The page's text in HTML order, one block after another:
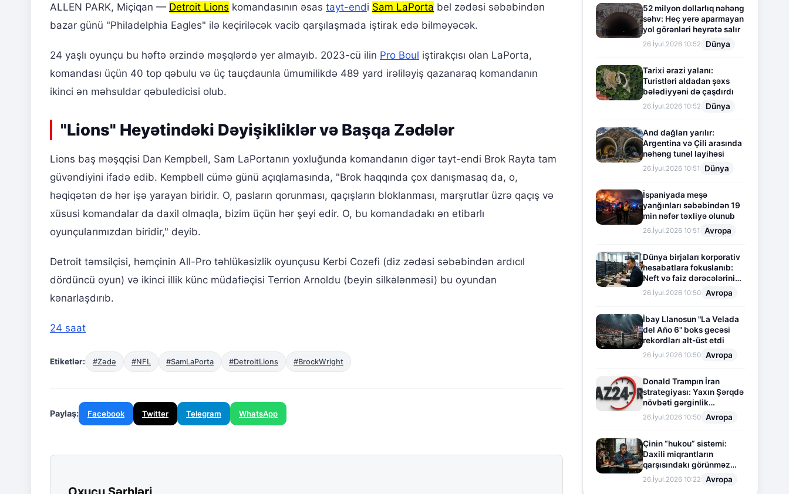
ALLEN PARK, Miçiqan — Detroit Lions komandasının əsas tayt-endi Sam LaPorta bel zədəsi səbəbindən
bazar günü "Philadelphia Eagles" ilə keçiriləcək vacib qarşılaşmada iştirak edə bilməyəcək.
24 yaşlı oyunçu bu həftə ərzində məşqlərdə yer almayıb. 2023-cü ilin Pro Boul iştirakçısı olan LaPorta,
komandası üçün 40 top qəbulu və üç tauçdaunla ümumilikdə 489 yard irəliləyiş qazanaraq komandanın
ikinci ən məhsuldar qəbuledicisi olub.
"Lions" Heyətindəki Dəyişikliklər və Başqa Zədələr
Lions baş məşqçisi Dan Kempbell, Sam LaPortanın yoxluğunda komandanın digər tayt-endi Brok Rayta tam
güvəndiyini ifadə edib. Kempbell cümə günü açıqlamasında, "Brok haqqında çox danışmasaq da, o,
həqiqətən də hər işə yarayan biridir. O, pasların qorunması, qaçışların bloklanması, marşrutlar üzrə qaçış və
xüsusi komandalar da daxil olmaqla, bizim üçün hər şeyi edir. O, bu komandadakı ən etibarlı
oyunçularımızdan biridir," deyib.
Detroit təmsilçisi, həmçinin All-Pro təhlükəsizlik oyunçusu Kerbi Cozefi (diz zədəsi səbəbindən ardıcıl
dördüncü oyun) və ikinci illik künc müdafiəçisi Terrion Arnoldu (beyin silkələnməsi) bu oyundan
kənarlaşdırıb.
24 saat
Etiketlər: #Zədə #NFL #SamLaPorta #DetroitLions #BrockWright
Paylaş: Facebook Twitter Telegram WhatsApp
52 milyon dollarlıq nəhəng
səhv: Heç yerə aparmayan
yol görənləri heyrətə salır
26.İyul.2026 10:52 Dünya
Tarixi ərazi yalanı:
Turistləri aldadan şəxs
bələdiyyəni də çaşdırdı
26.İyul.2026 10:52 Dünya
And dağları yarılır:
Argentina və Çili arasında
nəhəng tunel layihəsi
26.İyul.2026 10:51 Dünya
İspaniyada meşə
yanğınları səbəbindən 19
min nəfər təxliyə olunub
26.İyul.2026 10:51 Avropa
Dünya birjaları korporativ
hesabatlara fokuslanıb:
Neft və faiz dərəcələrinin
təsiri altında cari vəziyyət
26.İyul.2026 10:50 Avropa
İbay Llanosun "La Velada
del Año 6" boks gecəsi
rekordları alt-üst etdi
26.İyul.2026 10:50 Avropa
Donald Trampın İran
strategiyası: Yaxın Şərqdə
növbəti gərginlik
mərhələsi
26.İyul.2026 10:50 Avropa
Çinin “hukou” sistemi:
Daxili miqrantların
qarşısındakı görünməz
sədd
26.İyul.2026 10:22 Avropa